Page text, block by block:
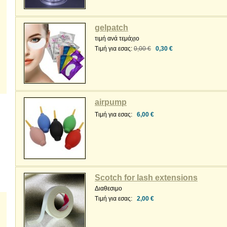
gelpatch
τιμή ανά τεμάχιο
Τιμή για εσας: 0,00 € 0,30 €
airpump
Τιμή για εσας: 6,00 €
Scotch for lash extensions
Διαθεσιμο
Τιμή για εσας:
2,00 €